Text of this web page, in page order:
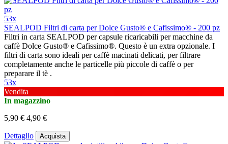
53x
SEALPOD Filtri di carta per Dolce Gusto® e Cafissimo® - 200 pz
Filtri in carta SEALPOD per capsule ricaricabili per macchine da
caffè Dolce Gusto® e Cafissimo®. Questo è un extra opzionale. I
filtri di carta sono ideali per caffè macinati delicati, per filtrare
completamente anche le particelle più piccole di caffè o per
preparare il tè .
53x
Vendita
In magazzino
5,90 € 4,90 €
Dettaglio Acquista